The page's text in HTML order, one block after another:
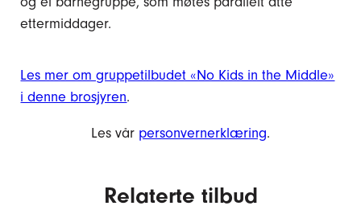
ettermiddager.
Les mer om gruppetilbudet «No Kids in the Middle»
i denne brosjyren.
Les vår personvernerklæring.
Relaterte tilbud